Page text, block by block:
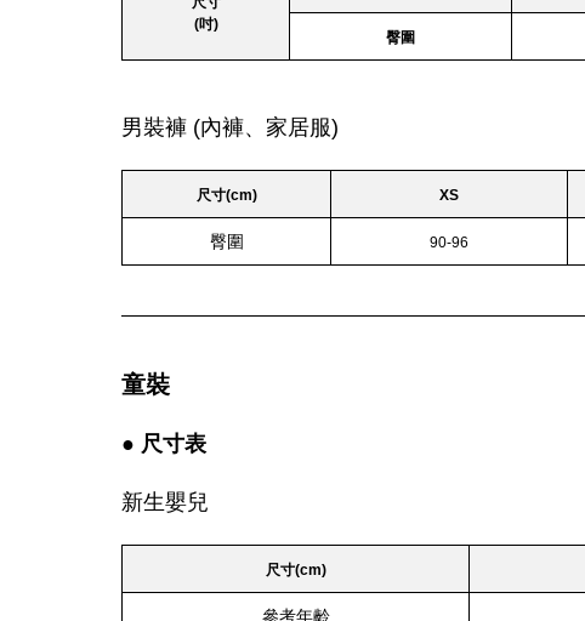
(吋)
臀圍
男裝褲 (內褲、家居服)
尺寸(cm) XS
臀圍 90-96
童裝
● 尺寸表
新生嬰兒
尺寸(cm)
參考年齡